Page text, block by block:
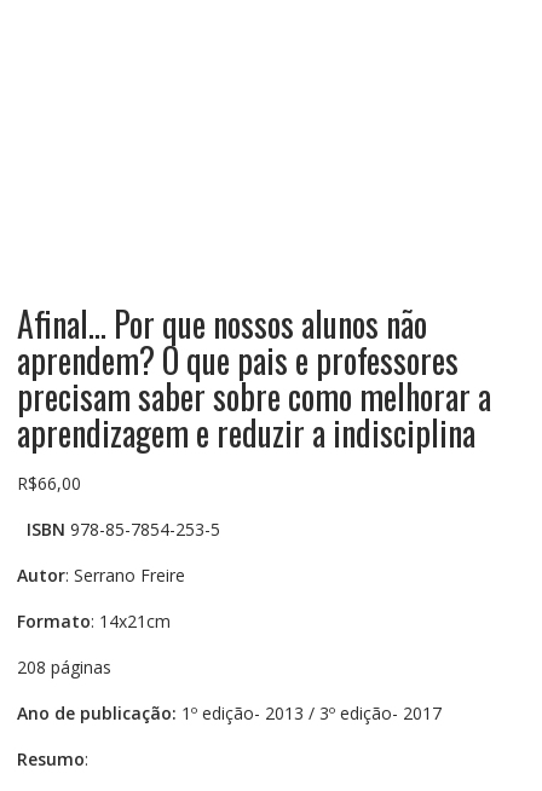
Afinal… Por que nossos alunos não
aprendem? O que pais e professores
precisam saber sobre como melhorar a
aprendizagem e reduzir a indisciplina
R$66,00
ISBN 978-85-7854-253-5
Autor: Serrano Freire
Formato: 14x21cm
208 páginas
Ano de publicação: 1º edição- 2013 / 3º edição- 2017
Resumo: